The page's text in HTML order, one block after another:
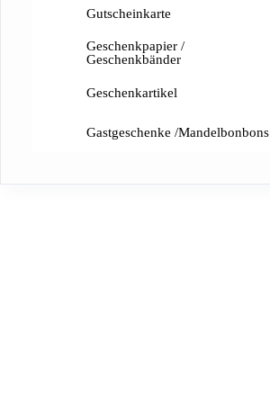
Gutscheinkarte
Geschenkpapier /
Geschenkbänder
Geschenkartikel
Gastgeschenke /Mandelbonbons